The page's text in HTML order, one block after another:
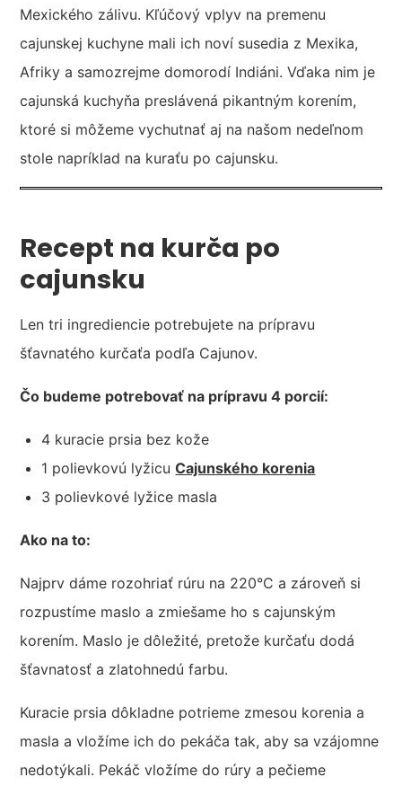
Mexického zálivu. Kľúčový vplyv na premenu
cajunskej kuchyne mali ich noví susedia z Mexika,
Afriky a samozrejme domorodí Indiáni. Vďaka nim je
cajunská kuchyňa preslávená pikantným korením,
ktoré si môžeme vychutnať aj na našom nedeľnom
stole napríklad na kuraťu po cajunsku.
Recept na kurča po
cajunsku
Len tri ingrediencie potrebujete na prípravu
šťavnatého kurčaťa podľa Cajunov.
Čo budeme potrebovať na prípravu 4 porcií:
4 kuracie prsia bez kože
1 polievkovú lyžicuCajunského korenia
3 polievkové lyžice masla
Ako na to:
Najprv dáme rozohriať rúru na 220°C a zároveň si
rozpustíme maslo a zmiešame ho s cajunským
korením. Maslo je dôležité, pretože kurčaťu dodá
šťavnatosť a zlatohnedú farbu.
Kuracie prsia dôkladne potrieme zmesou korenia a
masla a vložíme ich do pekáča tak, aby sa vzájomne
nedotýkali. Pekáč vložíme do rúry a pečieme